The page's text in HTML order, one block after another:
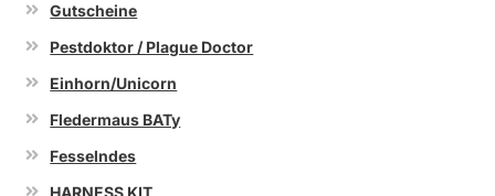
Gutscheine
Pestdoktor / Plague Doctor
Einhorn/Unicorn
Fledermaus BATy
Fesselndes